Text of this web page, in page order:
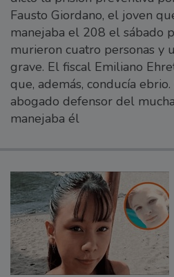
Fausto Giordano, el joven
manejaba el 208 el sábado
murieron cuatro personas y
grave. El fiscal Emiliano
que, además, conducía
abogado defensor del
manejaba él